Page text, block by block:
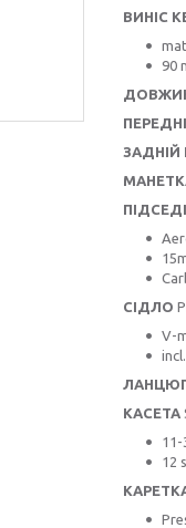
ВИНІС
90
ЗАДНІЙ
СІДЛО
V-
КАСЕТА
11-
12